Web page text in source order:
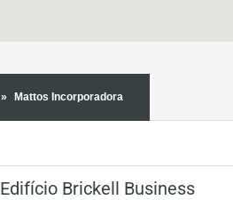
Mattos Incorporadora
Edifício Brickell Business